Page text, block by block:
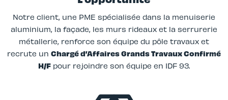
Notre client, une PME spécialisée dans la menuiserie
aluminium, la façade, les murs rideaux et la serrurerie
métallerie, renforce son équipe du pôle travaux et
recrute un Chargé d’Affaires Grands Travaux Confirmé
H/F pour rejoindre son équipe en IDF 93.